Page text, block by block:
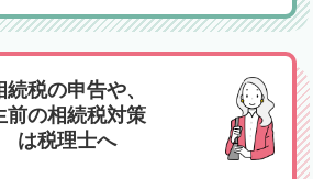
続税の申告や、
前の相続税対策
は税理士へ